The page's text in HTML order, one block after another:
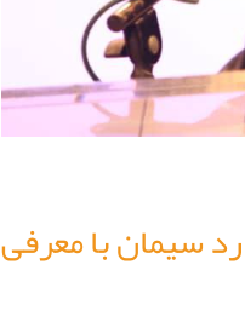
سیمان با معرفی